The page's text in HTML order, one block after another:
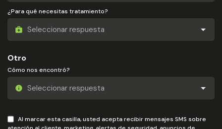
¿Para qué necesitas tratamiento?
Otro
Cómo nos encontró?
Al marcar esta casilla, usted acepta recibir mensajes SMS sobre